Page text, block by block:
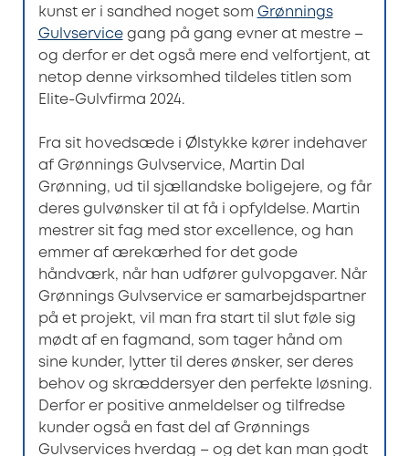
kunst er i sandhed noget som Grønnings
Gulvservicegang på gang evner at mestre –
og derfor er det også mere end velfortjent, at
netop denne virksomhed tildeles titlen som
Elite-Gulvfirma 2024.
Fra sit hovedsæde i Ølstykke kører indehaver
af Grønnings Gulvservice, Martin Dal
Grønning, ud til sjællandske boligejere, og får
deres gulvønsker til at få i opfyldelse. Martin
mestrer sit fag med stor excellence, og han
emmer af ærekærhed for det gode
håndværk, når han udfører gulvopgaver. Når
Grønnings Gulvservice er samarbejdspartner
på et projekt, vil man fra start til slut føle sig
mødt af en fagmand, som tager hånd om
sine kunder, lytter til deres ønsker, ser deres
behov og skræddersyer den perfekte løsning.
Derfor er positive anmeldelser og tilfredse
kunder også en fast del af Grønnings
Gulvservices hverdag – og det kan man godt